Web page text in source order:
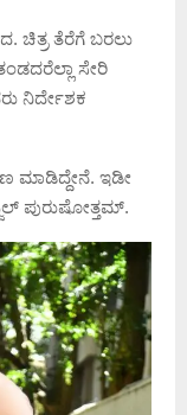
ಚಿತ್ರ ತೆರೆಗೆ ಬರಲು
ಸೇರಿ
ನಿರ್ದೇಶಕ
ಮಾಡಿದ್ದೇನೆ. ಇಡೀ
ಪುರುಷೋತ್ತಮ್.